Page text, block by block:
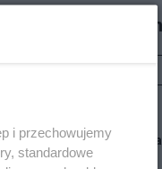
Piszą na
Blogi na ten
i przechowujemy
standardowe